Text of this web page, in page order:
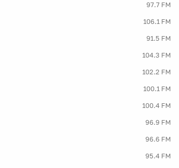
97.7 FM
106.1 FM
91.5 FM
104.3 FM
102.2 FM
100.1 FM
100.4 FM
96.9 FM
96.6 FM
95.4 FM